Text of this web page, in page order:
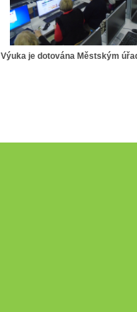
Výuka je dotována Městským